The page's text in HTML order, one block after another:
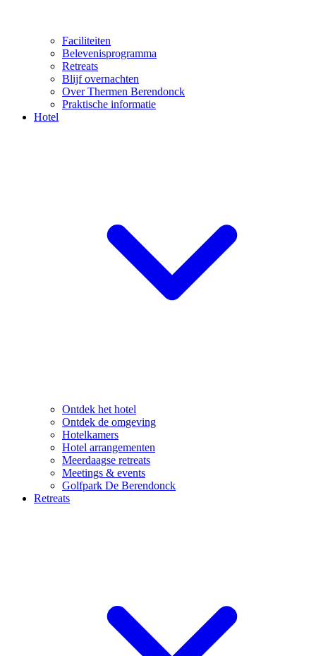
Faciliteiten
Belevenisprogramma
Retreats
Blijf overnachten
Over Thermen Berendonck
Praktische informatie
Hotel
Ontdek het hotel
Ontdek de omgeving
Hotelkamers
Hotel arrangementen
Meerdaagse retreats
Meetings & events
Golfpark De Berendonck
Retreats